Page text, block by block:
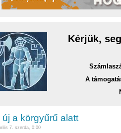
Kérjük,
A
új a körgyűrű alatt
7. szerda, 0:00